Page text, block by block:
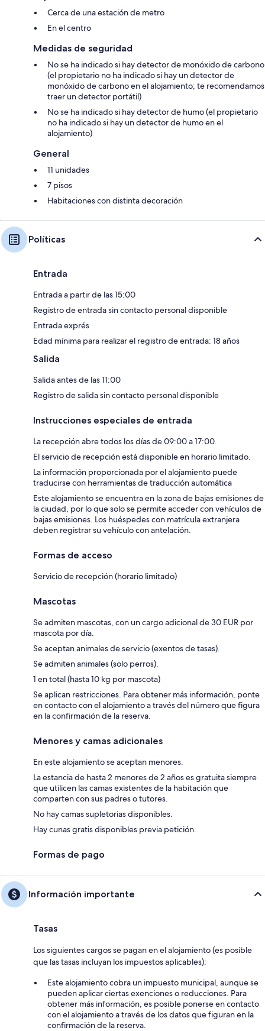
Cerca de una estación de metro
En el centro
Medidas de seguridad
No se ha indicado si hay detector de monóxido de carbono
(el propietario no ha indicado si hay un detector de
monóxido de carbono en el alojamiento; te recomendamos
traer un detector portátil)
No se ha indicado si hay detector de humo (el propietario
no ha indicado si hay un detector de humo en el
alojamiento)
General
11 unidades
7 pisos
Habitaciones con distinta decoración
Políticas
Entrada
Entrada a partir de las 15:00
Registro de entrada sin contacto personal disponible
Entrada exprés
Edad mínima para realizar el registro de entrada: 18 años
Salida
Salida antes de las 11:00
Registro de salida sin contacto personal disponible
Instrucciones especiales de entrada
La recepción abre todos los días de 09:00 a 17:00.
El servicio de recepción está disponible en horario limitado.
La información proporcionada por el alojamiento puede
traducirse con herramientas de traducción automática
Este alojamiento se encuentra en la zona de bajas emisiones de
la ciudad, por lo que solo se permite acceder con vehículos de
bajas emisiones. Los huéspedes con matrícula extranjera
deben registrar su vehículo con antelación.
Formas de acceso
Servicio de recepción (horario limitado)
Mascotas
Se admiten mascotas, con un cargo adicional de 30 EUR por
mascota por día.
Se aceptan animales de servicio (exentos de tasas).
Se admiten animales (solo perros).
1 en total (hasta 10 kg por mascota)
Se aplican restricciones. Para obtener más información, ponte
en contacto con el alojamiento a través del número que figura
en la confirmación de la reserva.
Menores y camas adicionales
En este alojamiento se aceptan menores.
La estancia de hasta 2 menores de 2 años es gratuita siempre
que utilicen las camas existentes de la habitación que
comparten con sus padres o tutores.
No hay camas supletorias disponibles.
Hay cunas gratis disponibles previa petición.
Formas de pago
Información importante
Tasas
Los siguientes cargos se pagan en el alojamiento (es posible
que las tasas incluyan los impuestos aplicables):
Este alojamiento cobra un impuesto municipal, aunque se
pueden aplicar ciertas exenciones o reducciones. Para
obtener más información, es posible ponerse en contacto
con el alojamiento a través de los datos que figuran en la
confirmación de la reserva.